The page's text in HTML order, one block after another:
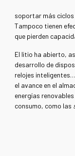
soportar más
Tampoco tienen
que pierden
El litio ha abierto,
desarrollo de
relojes
el avance en el
energías
consumo, como las